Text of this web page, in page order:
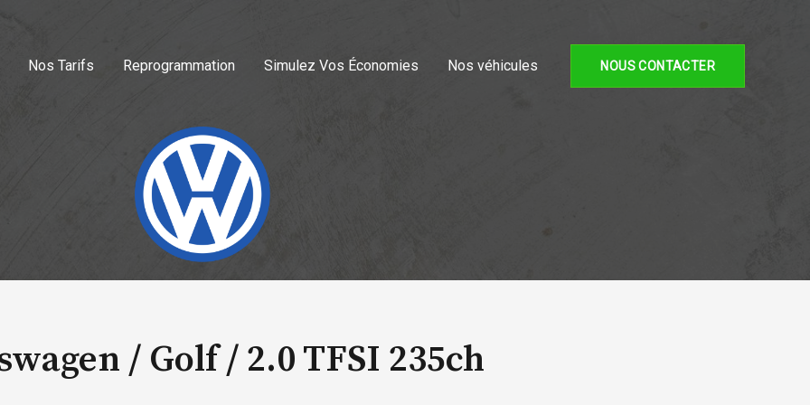
Nos Tarifs Reprogrammation Simulez Vos Économies Nos véhicules NOUS CONTACTER
/ Golf / 2.0 TFSI 235ch